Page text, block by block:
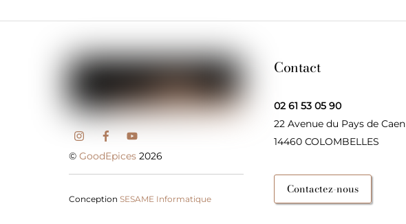
©GoodEpices 2026
ConceptionSESAME Informatique
Contact
02 61 53 05 90
22 Avenue du Pays de Caen
14460 COLOMBELLES
Contactez-nous